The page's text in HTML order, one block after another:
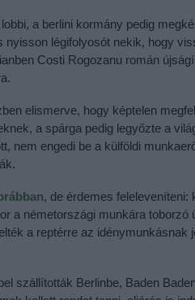
a berlini kormány pedig
légifolyosót nekik, hogy
Costi Rogozanu román
elismerve, hogy képtelen
a spárga pedig legyőzte a
nem engedi be a külföldi
, de érdemes feleleveníteni:
a németországi munkára toborzó
a reptérre az idénymunkásnak
szállították Berlinbe, Baden